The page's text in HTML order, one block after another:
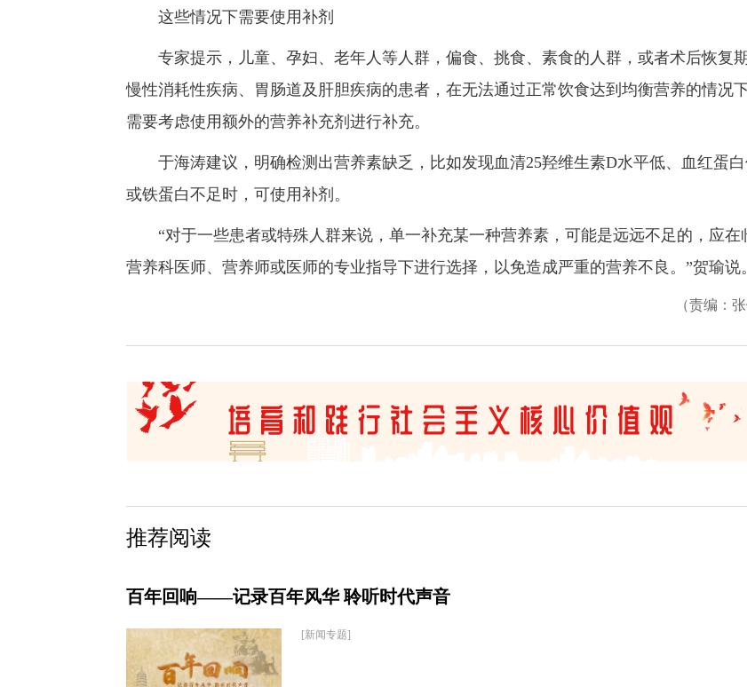
这些情况下需要使用补剂
专家提示，儿童、孕妇、老年人等人群，偏食、挑食、素食的人群，或者术后恢复期
慢性消耗性疾病、胃肠道及肝胆疾病的患者，在无法通过正常饮食达到均衡营养的情况下
需要考虑使用额外的营养补充剂进行补充。
于海涛建议，明确检测出营养素缺乏，比如发现血清25羟维生素D水平低、血红蛋
或铁蛋白不足时，可使用补剂。
“对于一些患者或特殊人群来说，单一补充某一种营养素，可能是远远不足的，应在
营养科医师、营养师或医师的专业指导下进行选择，以免造成严重的营养不良。”贺瑜说。
（责编：张
推荐阅读
百年回响——记录百年风华 聆听时代声音
[新闻专题]